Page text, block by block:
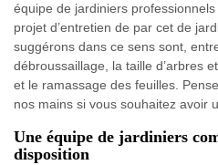
équipe de jardiniers
projet d’entretien de par cet de
suggérons dans ce sens sont,
débroussaillage, la taille d’arbres
et le ramassage des feuilles.
nos mains si vous souhaitez avoir
Une équipe de jardiniers
disposition